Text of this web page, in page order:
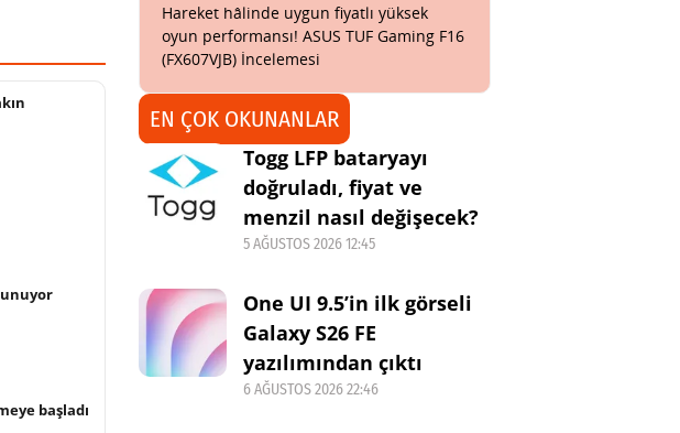
başladı
Hareket hâlinde uygun fiyatlı yüksek
oyun performansı! ASUS TUF Gaming F16
(FX607VJB) İncelemesi
EN ÇOK OKUNANLAR
Togg LFP bataryayı
doğruladı, fiyat ve
menzil nasıl değişecek?
5 AĞUSTOS 2026 12:45
One UI 9.5’in ilk görseli
Galaxy S26 FE
yazılımından çıktı
6 AĞUSTOS 2026 22:46